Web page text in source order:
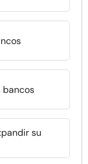
bancos
su